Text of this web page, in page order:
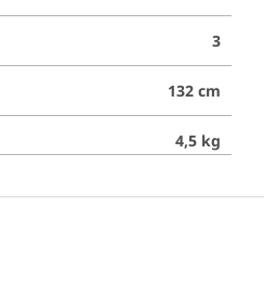
3
132 cm
4,5 kg